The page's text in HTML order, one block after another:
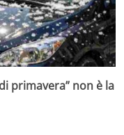
primavera” non è la